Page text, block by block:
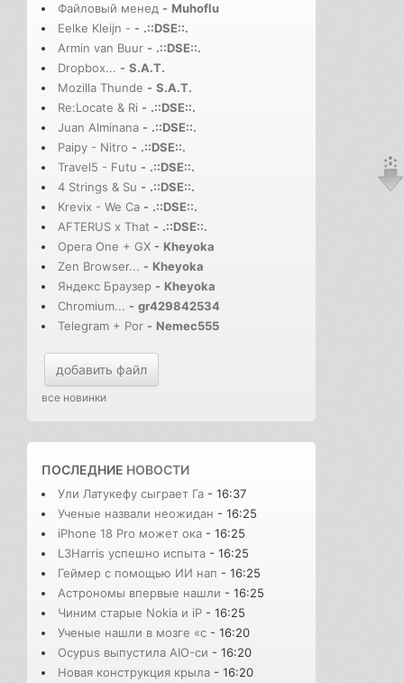
Файловый менед - Muhoflu
Eelke Kleijn - - .::DSE::.
Armin van Buur - .::DSE::.
Dropbox... - S.A.T.
Mozilla Thunde - S.A.T.
Re:Locate & Ri - .::DSE::.
Juan Alminana - .::DSE::.
Paipy - Nitro - .::DSE::.
Travel5 - Futu - .::DSE::.
4 Strings & Su - .::DSE::.
Krevix - We Ca - .::DSE::.
AFTERUS x That - .::DSE::.
Opera One + GX - Kheyoka
Zen Browser... - Kheyoka
Яндекс Браузер - Kheyoka
Chromium... - gr429842534
Telegram + Por - Nemec555
добавить файл
все новинки
ПОСЛЕДНИЕ НОВОСТИ
Ули Латукефу сыграет Га - 16:37
Ученые назвали неожидан - 16:25
iPhone 18 Pro может ока - 16:25
L3Harris успешно испыта - 16:25
Геймер с помощью ИИ нап - 16:25
Астрономы впервые нашли - 16:25
Чиним старые Nokia и iP - 16:25
Ученые нашли в мозге «с - 16:20
Ocypus выпустила AIO-си - 16:20
Новая конструкция крыла - 16:20